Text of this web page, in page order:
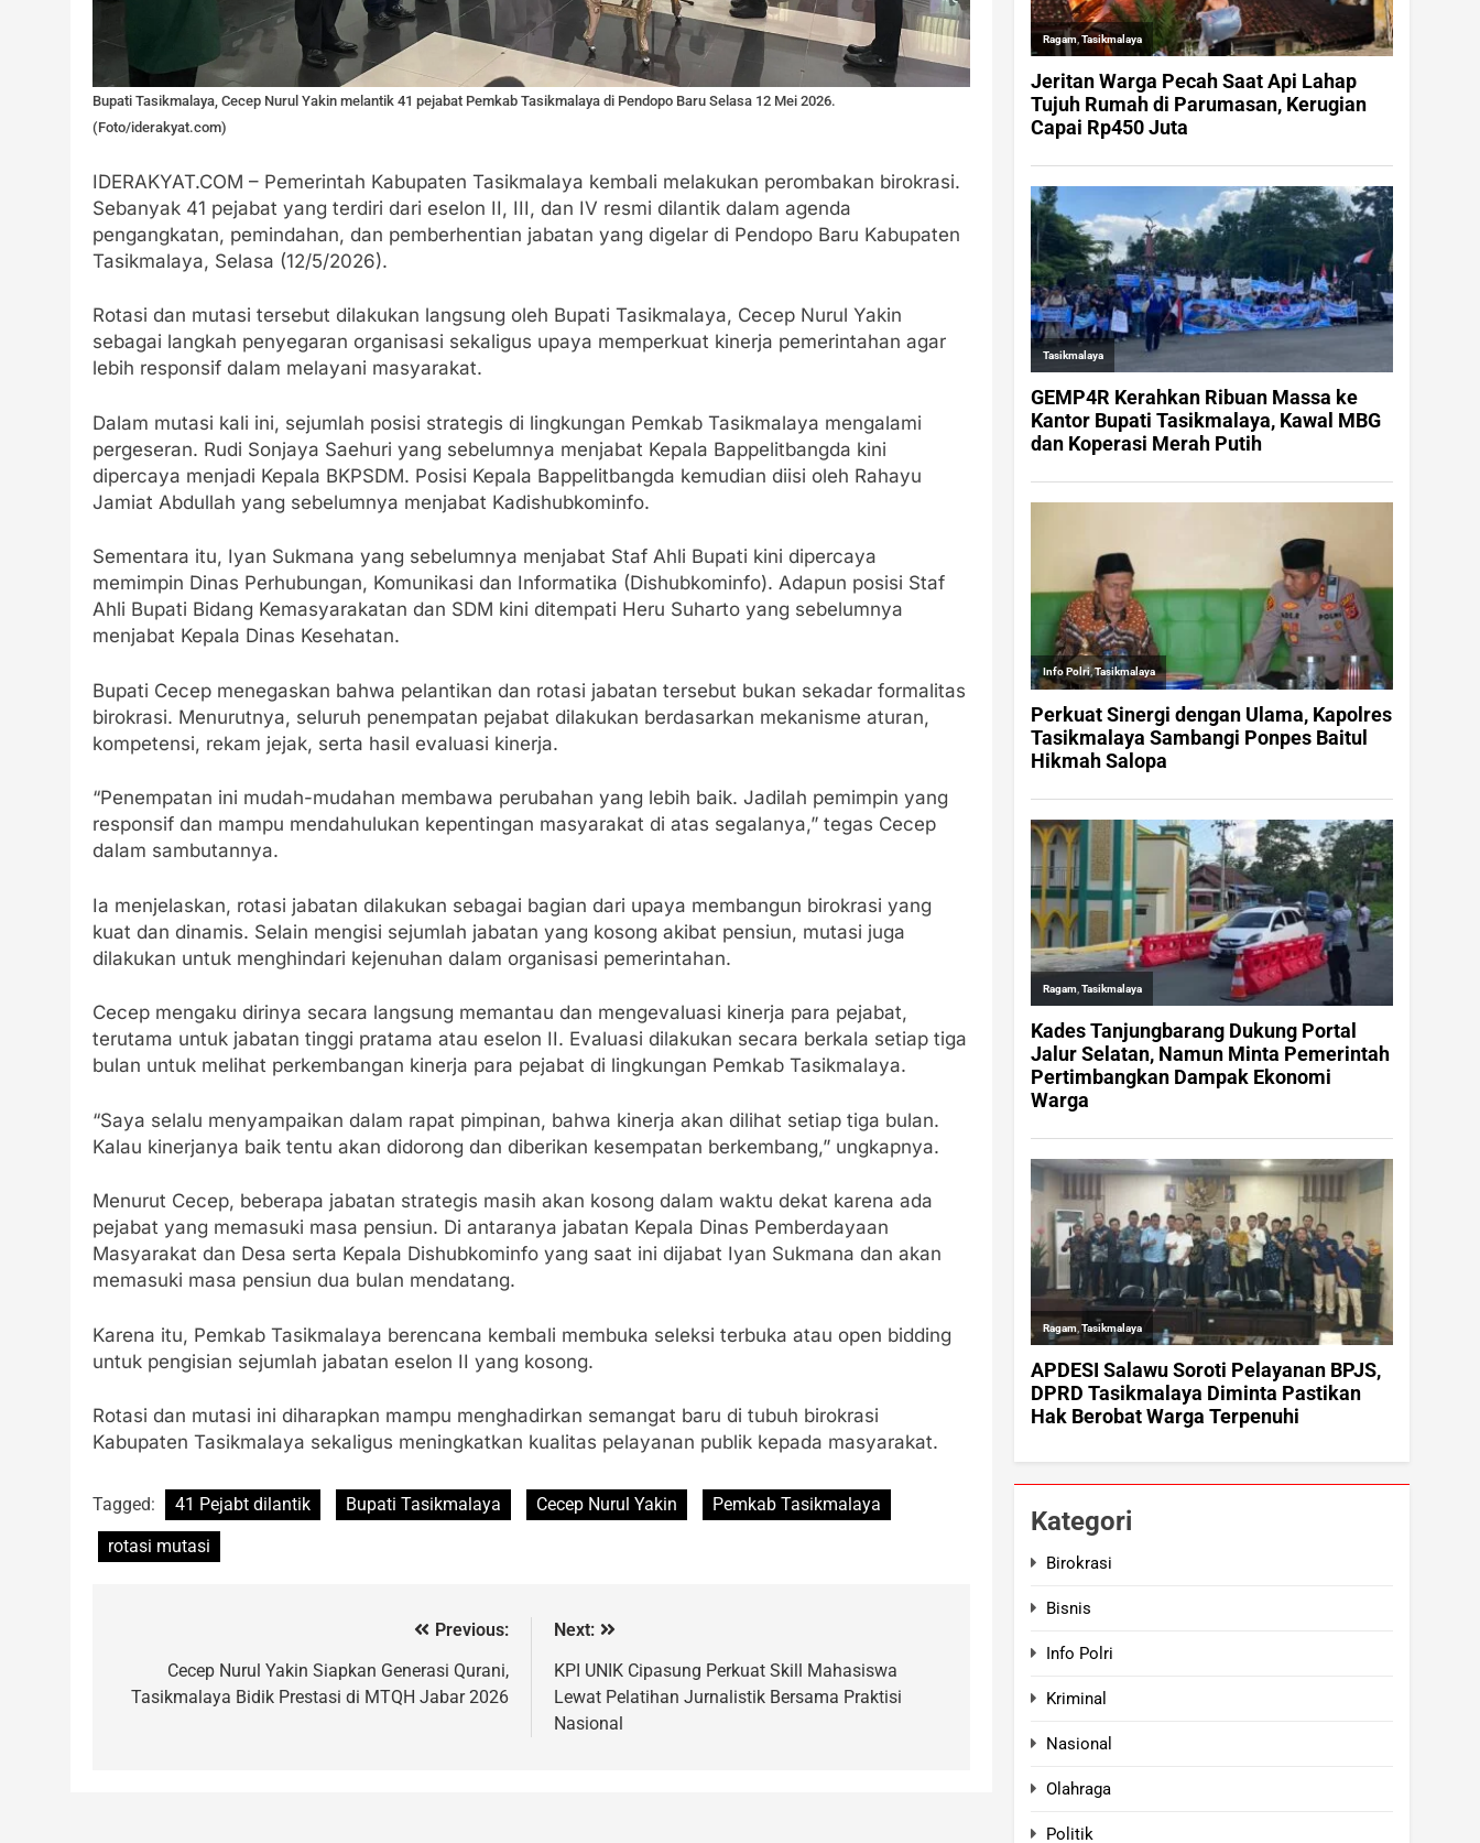
Bupati Tasikmalaya, Cecep Nurul Yakin melantik 41 pejabat Pemkab Tasikmalaya di Pendopo Baru Selasa 12 Mei 2026.
(Foto/iderakyat.com)
IDERAKYAT.COM – Pemerintah Kabupaten Tasikmalaya kembali melakukan perombakan birokrasi.
Sebanyak 41 pejabat yang terdiri dari eselon II, III, dan IV resmi dilantik dalam agenda
pengangkatan, pemindahan, dan pemberhentian jabatan yang digelar di Pendopo Baru Kabupaten
Tasikmalaya, Selasa (12/5/2026).
Rotasi dan mutasi tersebut dilakukan langsung oleh Bupati Tasikmalaya, Cecep Nurul Yakin
sebagai langkah penyegaran organisasi sekaligus upaya memperkuat kinerja pemerintahan agar
lebih responsif dalam melayani masyarakat.
Dalam mutasi kali ini, sejumlah posisi strategis di lingkungan Pemkab Tasikmalaya mengalami
pergeseran. Rudi Sonjaya Saehuri yang sebelumnya menjabat Kepala Bappelitbangda kini
dipercaya menjadi Kepala BKPSDM. Posisi Kepala Bappelitbangda kemudian diisi oleh Rahayu
Jamiat Abdullah yang sebelumnya menjabat Kadishubkominfo.
Sementara itu, Iyan Sukmana yang sebelumnya menjabat Staf Ahli Bupati kini dipercaya
memimpin Dinas Perhubungan, Komunikasi dan Informatika (Dishubkominfo). Adapun posisi Staf
Ahli Bupati Bidang Kemasyarakatan dan SDM kini ditempati Heru Suharto yang sebelumnya
menjabat Kepala Dinas Kesehatan.
Bupati Cecep menegaskan bahwa pelantikan dan rotasi jabatan tersebut bukan sekadar formalitas
birokrasi. Menurutnya, seluruh penempatan pejabat dilakukan berdasarkan mekanisme aturan,
kompetensi, rekam jejak, serta hasil evaluasi kinerja.
“Penempatan ini mudah-mudahan membawa perubahan yang lebih baik. Jadilah pemimpin yang
responsif dan mampu mendahulukan kepentingan masyarakat di atas segalanya,” tegas Cecep
dalam sambutannya.
Ia menjelaskan, rotasi jabatan dilakukan sebagai bagian dari upaya membangun birokrasi yang
kuat dan dinamis. Selain mengisi sejumlah jabatan yang kosong akibat pensiun, mutasi juga
dilakukan untuk menghindari kejenuhan dalam organisasi pemerintahan.
Cecep mengaku dirinya secara langsung memantau dan mengevaluasi kinerja para pejabat,
terutama untuk jabatan tinggi pratama atau eselon II. Evaluasi dilakukan secara berkala setiap tiga
bulan untuk melihat perkembangan kinerja para pejabat di lingkungan Pemkab Tasikmalaya.
“Saya selalu menyampaikan dalam rapat pimpinan, bahwa kinerja akan dilihat setiap tiga bulan.
Kalau kinerjanya baik tentu akan didorong dan diberikan kesempatan berkembang,” ungkapnya.
Menurut Cecep, beberapa jabatan strategis masih akan kosong dalam waktu dekat karena ada
pejabat yang memasuki masa pensiun. Di antaranya jabatan Kepala Dinas Pemberdayaan
Masyarakat dan Desa serta Kepala Dishubkominfo yang saat ini dijabat Iyan Sukmana dan akan
memasuki masa pensiun dua bulan mendatang.
Karena itu, Pemkab Tasikmalaya berencana kembali membuka seleksi terbuka atau open bidding
untuk pengisian sejumlah jabatan eselon II yang kosong.
Rotasi dan mutasi ini diharapkan mampu menghadirkan semangat baru di tubuh birokrasi
Kabupaten Tasikmalaya sekaligus meningkatkan kualitas pelayanan publik kepada masyarakat.
Tagged: 41 Pejabt dilantik Bupati Tasikmalaya Cecep Nurul Yakin
Pemkab Tasikmalaya
rotasi mutasi
Previous:
Cecep Nurul Yakin Siapkan Generasi Qurani,
Tasikmalaya Bidik Prestasi di MTQH Jabar 2026
Next:
KPI UNIK Cipasung Perkuat Skill Mahasiswa
Lewat Pelatihan Jurnalistik Bersama Praktisi
Nasional
Kategori
Birokrasi
Bisnis
Info Polri
Kriminal
Nasional
Olahraga
Politik